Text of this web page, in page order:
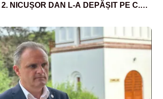
2. NICUȘOR DAN L-A DEPĂȘIT PE C.